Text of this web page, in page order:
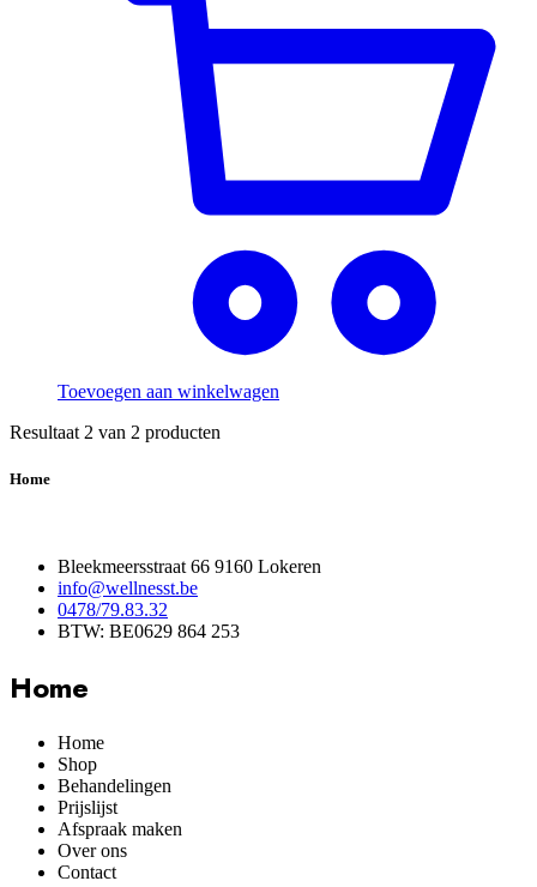
Toevoegen aan winkelwagen
Resultaat 2 van 2 producten
Home
Bleekmeersstraat 66 9160 Lokeren
info@wellnesst.be
0478/79.83.32
BTW: BE0629 864 253
Home
Home
Shop
Behandelingen
Prijslijst
Afspraak maken
Over ons
Contact